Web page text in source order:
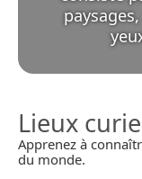
Lieux
Apprenez à
du monde.